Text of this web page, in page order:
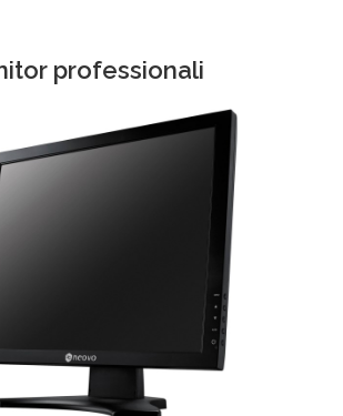
professionali